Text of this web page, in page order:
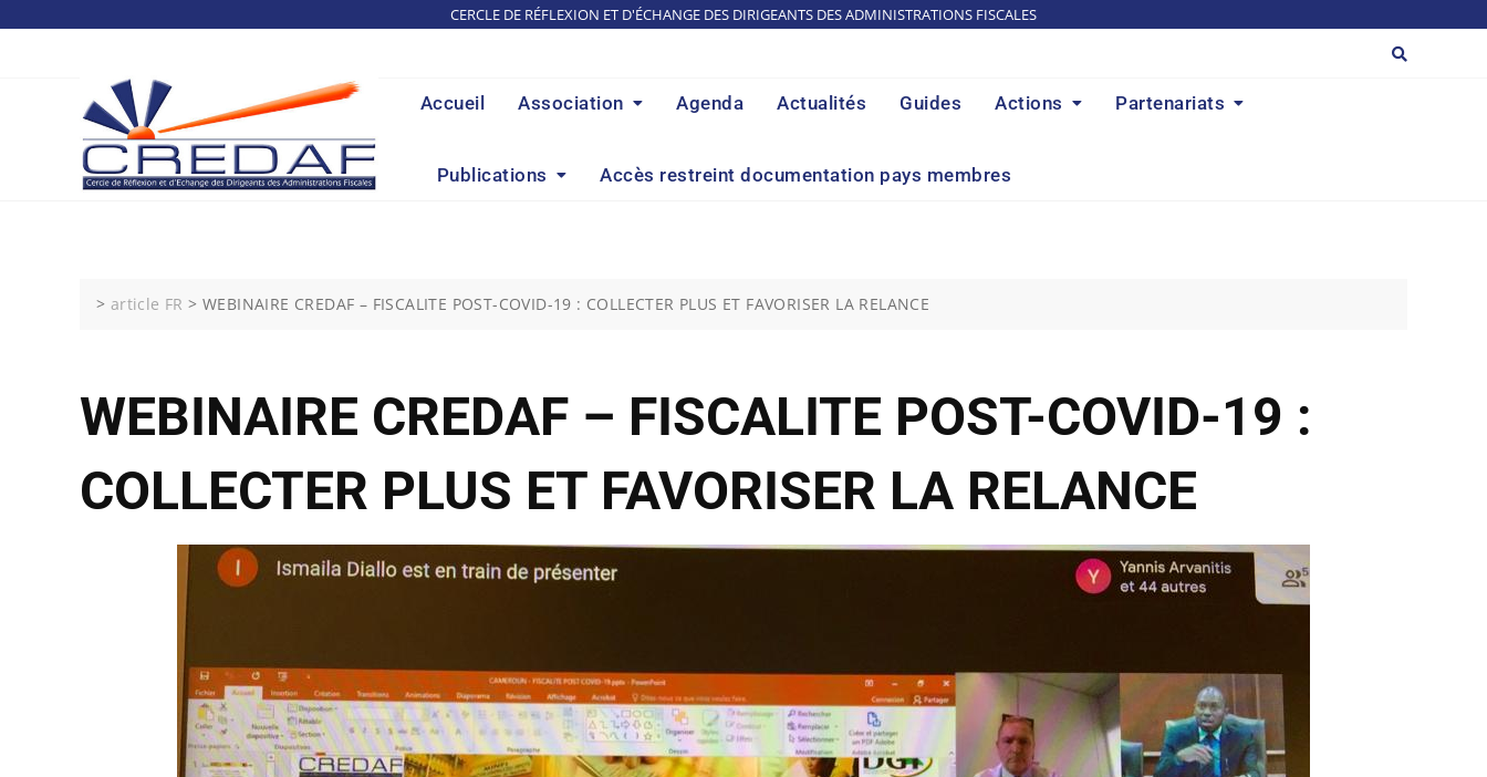
CERCLE DE RÉFLEXION ET D'ÉCHANGE DES DIRIGEANTS DES ADMINISTRATIONS FISCALES
Accueil Association Agenda Actualités Guides Actions Partenariats
Publications Accès restreint documentation pays membres
> article FR >WEBINAIRE CREDAF – FISCALITE POST-COVID-19 : COLLECTER PLUS ET FAVORISER LA RELANCE
WEBINAIRE CREDAF – FISCALITE POST-COVID-19 :
COLLECTER PLUS ET FAVORISER LA RELANCE